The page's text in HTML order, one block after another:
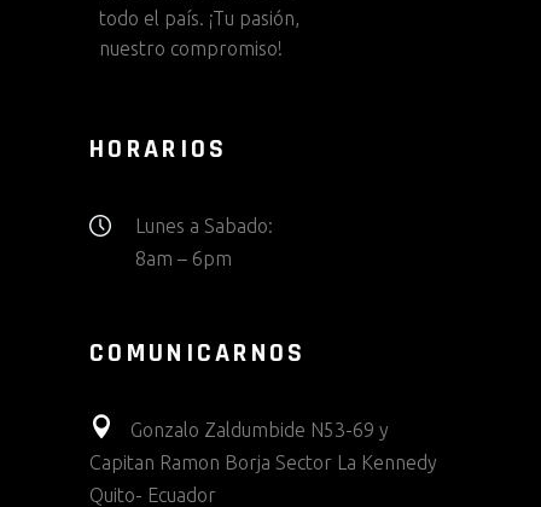
todo el país. ¡Tu pasión,
nuestro compromiso!
HORARIOS
Lunes a Sabado:
8am – 6pm
COMUNICARNOS
Gonzalo Zaldumbide N53-69 y
Capitan Ramon Borja Sector La Kennedy
Quito- Ecuador